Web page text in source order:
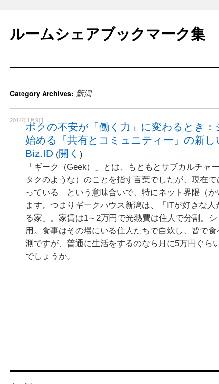
content
ルームシェアブックマーク集
Category Archives: 新潟
2014年1月9日
ボクの不安が「働く力」に変わるとき
始める「共有とコミュニティー」の新
Biz.ID (開く )
「ギーク（Geek）」とは、もともとサブカルチャ
タクのような）のことを指す言葉でしたが、現在
っている」という意味合いで、特にネット界隈（
ます。つまりギークハウス新潟は、「ITが好きな
る家」。家賃は1～2万円で光熱費は住人で分割。
用。食事はその場にいる住人たちで自炊し、皆で
測ですが、普通に生活をするのなら月に5万円ぐら
でしょうか。